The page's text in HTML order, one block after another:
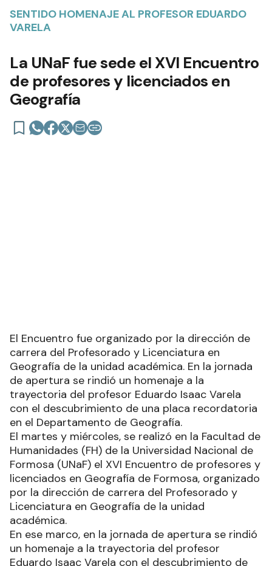
SENTIDO HOMENAJE AL PROFESOR EDUARDO
VARELA
La UNaF fue sede el XVI Encuentro
de profesores y licenciados en
Geografía
El Encuentro fue organizado por la dirección de
carrera del Profesorado y Licenciatura en
Geografía de la unidad académica. En la jornada
de apertura se rindió un homenaje a la
trayectoria del profesor Eduardo Isaac Varela
con el descubrimiento de una placa recordatoria
en el Departamento de Geografía.
El martes y miércoles, se realizó en la Facultad de
Humanidades (FH) de la Universidad Nacional de
Formosa (UNaF) el XVI Encuentro de profesores y
licenciados en Geografía de Formosa, organizado
por la dirección de carrera del Profesorado y
Licenciatura en Geografía de la unidad
académica.
En ese marco, en la jornada de apertura se rindió
un homenaje a la trayectoria del profesor
Eduardo Isaac Varela con el descubrimiento de